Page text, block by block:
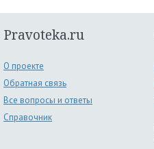
Pravoteka.ru
О проекте
Обратная связь
Все вопросы и ответы
Справочник